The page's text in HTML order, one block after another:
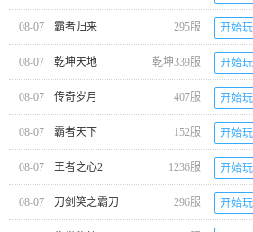
08-07 霸者归来 295服 开始玩
08-07 乾坤天地 乾坤339服 开始玩
08-07 传奇岁月 407服 开始玩
08-07 霸者天下 152服 开始玩
08-07 王者之心2 1236服 开始玩
08-07 刀剑笑之霸刀 296服 开始玩